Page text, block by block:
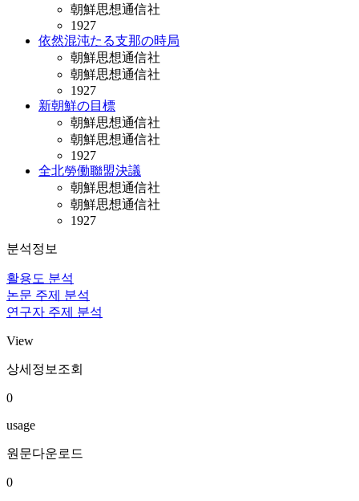
朝鮮思想通信社
1927
依然混沌たる支那の時局
朝鮮思想通信社
朝鮮思想通信社
1927
新朝鮮の目標
朝鮮思想通信社
朝鮮思想通信社
1927
全北勞働聯盟決議
朝鮮思想通信社
朝鮮思想通信社
1927
분석정보
활용도 분석
논문 주제 분석
연구자 주제 분석
View
상세정보조회
0
usage
원문다운로드
0